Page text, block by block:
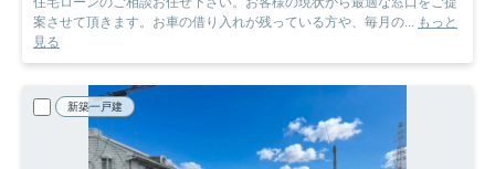
案させて頂きます。お車の借り入れが残っている方や、毎月の... もっと
見る
新築一戸建